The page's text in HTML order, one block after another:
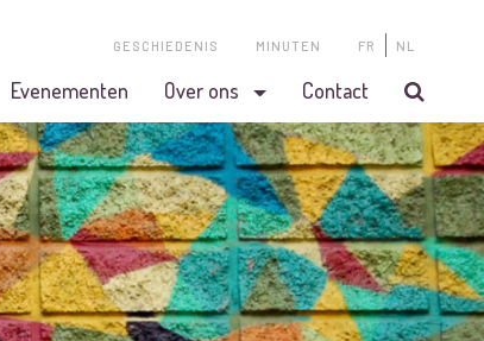
GESCHIEDENIS MINUTEN FR NL
Evenementen Over ons Contact